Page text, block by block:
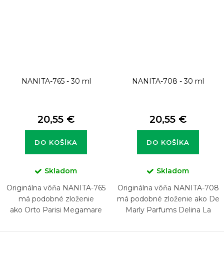
NANITA-765 - 30 ml
20,55 €
DO KOŠÍKA
Skladom
Originálna vôňa NANITA-765
má podobné zloženie
ako Orto Parisi Megamare
NANITA-708 - 30 ml
20,55 €
DO KOŠÍKA
Skladom
Originálna vôňa NANITA-708
má podobné zloženie ako De
Marly Parfums Delina La